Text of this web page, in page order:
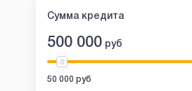
Сумма кредита
500 000 руб
50 000 руб